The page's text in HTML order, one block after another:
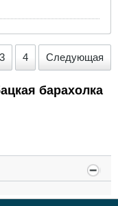
3 4 Следующая
барахолка